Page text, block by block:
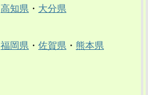
高知県 ・ 大分県
福岡県 ・ 佐賀県 ・ 熊本県